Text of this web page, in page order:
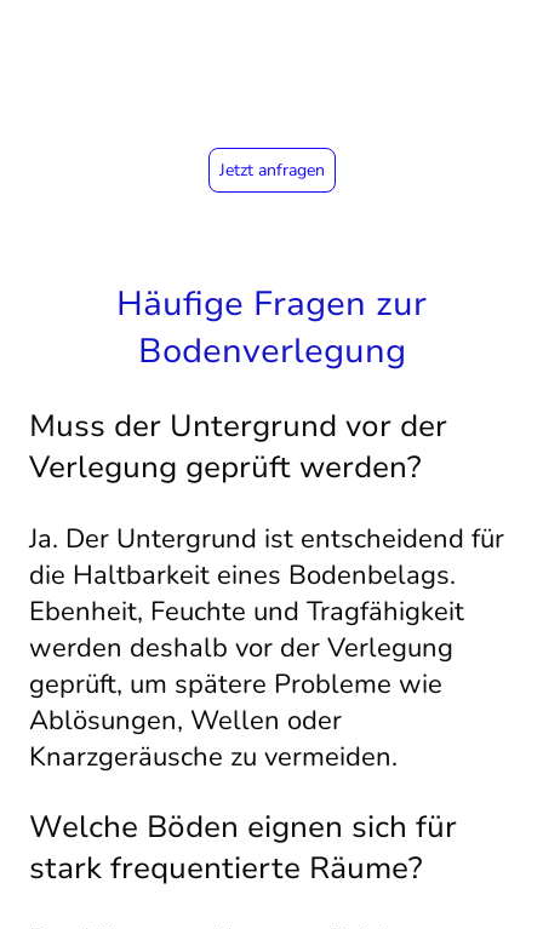
Jetzt anfragen
Häufige Fragen zur
Bodenverlegung
Muss der Untergrund vor der
Verlegung geprüft werden?
Ja. Der Untergrund ist entscheidend für
die Haltbarkeit eines Bodenbelags.
Ebenheit, Feuchte und Tragfähigkeit
werden deshalb vor der Verlegung
geprüft, um spätere Probleme wie
Ablösungen, Wellen oder
Knarzgeräusche zu vermeiden.
Welche Böden eignen sich für
stark frequentierte Räume?